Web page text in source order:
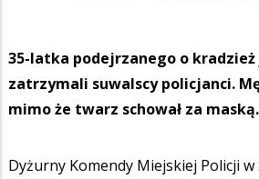
35-latka podejrzanego o
zatrzymali suwalscy policjanci.
mimo że twarz schował za maską.
Dyżurny Komendy Miejskiej Policji w